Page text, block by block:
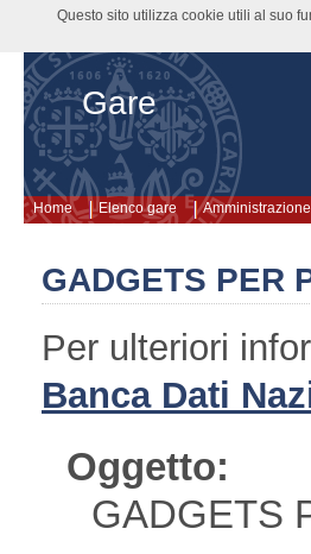
Gare
Home Elenco gare
GADGETS PER
Per ulteriori
Banca Dati
Oggetto:
GADGETS
Questo sito utilizza cookie utili al suo